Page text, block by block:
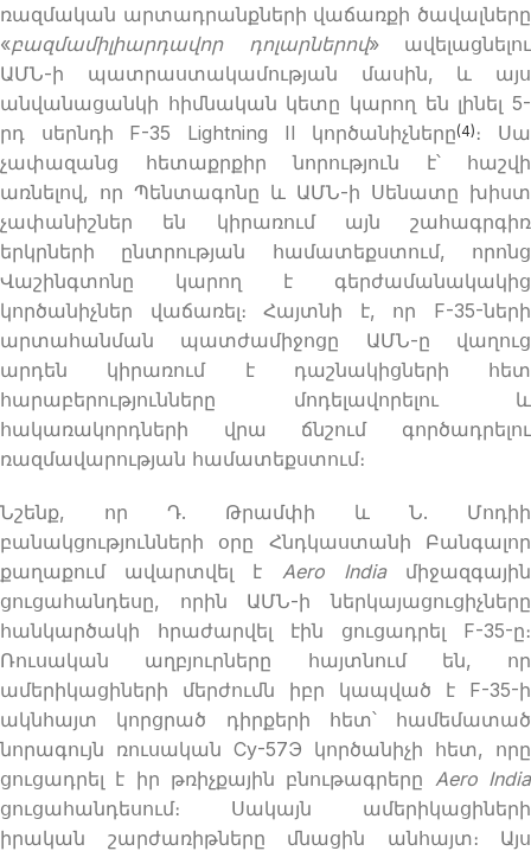
ռազմական արտադրանքների վաճառքի ծավալները
«բազմամիլիարդավոր դոլարներով» ավելացնելու
ԱՄՆ-ի պատրաստակամության մասին, և այս
անվանացանկի հիմնական կետը կարող են լինել 5-
րդ սերնդի F-35 Lightning II կործանիչները(4) ։ Սա
չափազանց հետաքրքիր նորություն է՝ հաշվի
առնելով, որ Պենտագոնը և ԱՄՆ-ի Սենատը խիստ
չափանիշներ են կիրառում այն շահագրգիռ
երկրների ընտրության համատեքստում, որոնց
Վաշինգտոնը կարող է գերժամանակակից
կործանիչներ վաճառել։ Հայտնի է, որ F-35-ների
արտահանման պատժամիջոցը ԱՄՆ-ը վաղուց
արդեն կիրառում է դաշնակիցների հետ
հարաբերությունները մոդելավորելու և
հակառակորդների վրա ճնշում գործադրելու
ռազմավարության համատեքստում։
Նշենք, որ Դ. Թրամփի և Ն. Մոդիի
բանակցությունների օրը Հնդկաստանի Բանգալոր
քաղաքում ավարտվել է Aero Indiaմիջազգային
ցուցահանդեսը, որին ԱՄՆ-ի ներկայացուցիչները
հանկարծակի հրաժարվել էին ցուցադրել F-35-ը։
Ռուսական աղբյուրները հայտնում են, որ
ամերիկացիների մերժումն իբր կապված է F-35-ի
ակնհայտ կորցրած դիրքերի հետ՝ համեմատած
նորագույն ռուսական Су-57Э կործանիչի հետ, որը
ցուցադրել է իր թռիչքային բնութագրերը Aero India
ցուցահանդեսում։ Սակայն ամերիկացիների
իրական շարժառիթները մնացին անհայտ։ Այս